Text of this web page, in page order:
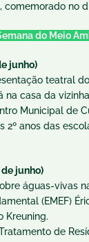
comemorado no
do Meio
junho)
teatral
na casa da
Municipal de
2º anos das
junho)
águas-vivas
(EMEF)
Kreuning.
de